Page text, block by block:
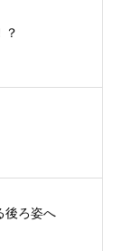
？
後ろ姿へ